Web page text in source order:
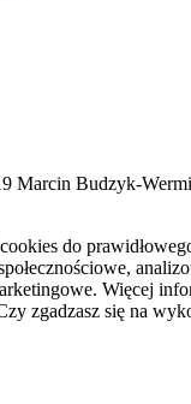
Marcin Budzyk-
do
Więcej
zgadzasz się na